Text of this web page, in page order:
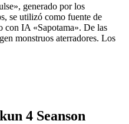
generado por los
se utilizó como fuente de
con IA «Sapotama». De las
monstruos aterradores. Los
4 Seanson